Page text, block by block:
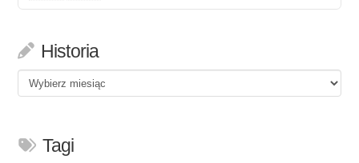
Historia
Historia
Tagi